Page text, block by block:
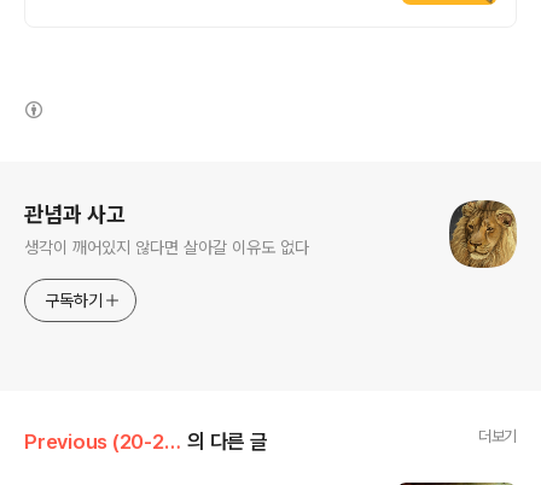
관념과 사고
생각이 깨어있지 않다면 살아갈 이유도 없다
구독하기
Previous (20-22)/IT 의 다른 글 더보기